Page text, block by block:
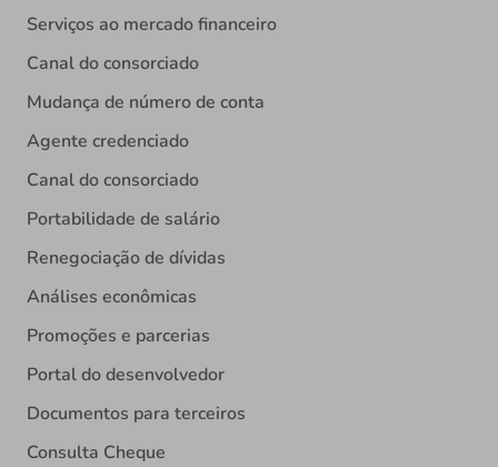
Serviços ao mercado financeiro
Canal do consorciado
Mudança de número de conta
Agente credenciado
Canal do consorciado
Portabilidade de salário
Renegociação de dívidas
Análises econômicas
Promoções e parcerias
Portal do desenvolvedor
Documentos para terceiros
Consulta Cheque